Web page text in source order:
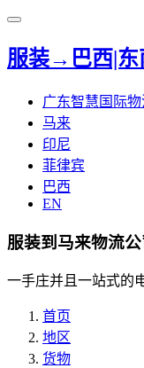
服装→巴西|东
广东智慧国际物
马来
印尼
菲律宾
巴西
EN
服装到马来物流公
一手庄并且一站式的
首页
地区
货物